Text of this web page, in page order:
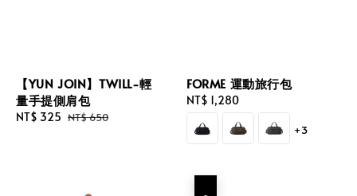
【YUN JOIN】TWILL-輕
量手提側肩包
Sale
NT$ 325 Regular
NT$ 650
FORME 運動旅行包
Regular
price
NT$ 1,280
+3